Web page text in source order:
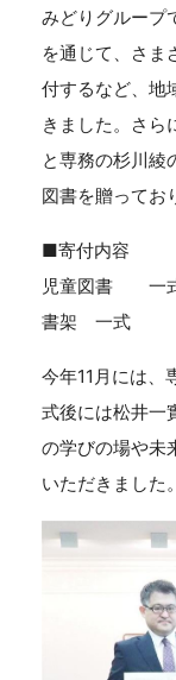
みどりグループ
を通じて、さま
付するなど、地
きました。さら
と専務の杉川綾
図書を贈ってお
■寄付内容
児童図書 一
書架 一式
今年11月には、
式後には松井一
の学びの場や未
いただきました。